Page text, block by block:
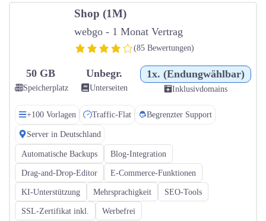
Shop (1M)
webgo - 1 Monat Vertrag
(85 Bewertungen)
50 GB
Speicherplatz
Unbegr.
Unterseiten
1x. (Endungwählbar)
Inklusivdomains
+100 Vorlagen Traffic-Flat Begrenzter Support
Server in Deutschland
Automatische Backups
Blog-Integration
Drag-and-Drop-Editor
E-Commerce-Funktionen
KI-Unterstützung
Mehrsprachigkeit
SEO-Tools
SSL-Zertifikat inkl.
Werbefrei